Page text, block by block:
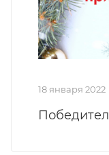
18 января 2022